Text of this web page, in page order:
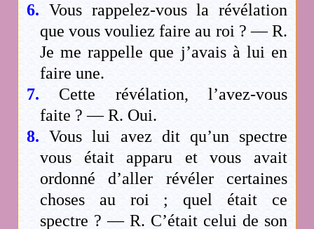
6. Vous rappelez-vous la révélation
que vous vouliez faire au roi ? — R.
Je me rappelle que j’avais à lui en
faire une.
7. Cette révélation, l’avez-vous
faite ? — R. Oui.
8. Vous lui avez dit qu’un spectre
vous était apparu et vous avait
ordonné d’aller révéler certaines
choses au roi ; quel était ce
spectre ? — R. C’était celui de son